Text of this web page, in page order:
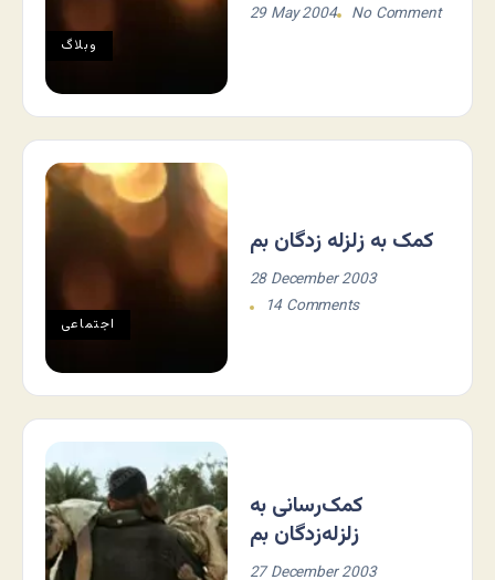
وبلاگ
29 May 2004 No Comment
اجتماعی
کمک به زلزله زدگان بم
28 December 2003
14 Comments
کمک‌رسانی به
زلزله‌زدگان بم
27 December 2003